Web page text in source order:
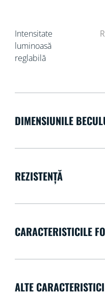
Intensitate
luminoasă
reglabilă
DIMENSIUNILE
REZISTENȚĂ
CARACTERISTICILE
ALTE CARACTERISTICI